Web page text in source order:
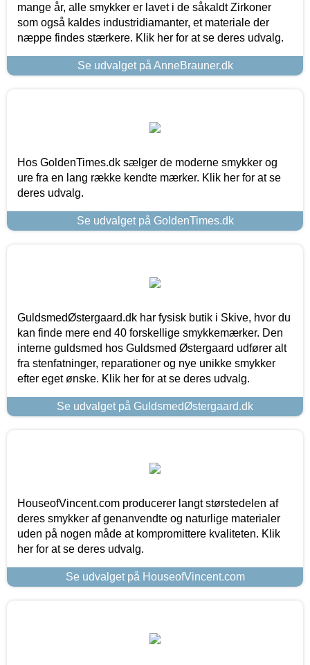
mange år, alle smykker er lavet i de såkaldt Zirkoner
som også kaldes industridiamanter, et materiale der
næppe findes stærkere. Klik her for at se deres udvalg.
Se udvalget på AnneBrauner.dk
Hos GoldenTimes.dk sælger de moderne smykker og
ure fra en lang række kendte mærker. Klik her for at se
deres udvalg.
Se udvalget på GoldenTimes.dk
GuldsmedØstergaard.dk har fysisk butik i Skive, hvor du
kan finde mere end 40 forskellige smykkemærker. Den
interne guldsmed hos Guldsmed Østergaard udfører alt
fra stenfatninger, reparationer og nye unikke smykker
efter eget ønske. Klik her for at se deres udvalg.
Se udvalget på GuldsmedØstergaard.dk
HouseofVincent.com producerer langt størstedelen af
deres smykker af genanvendte og naturlige materialer
uden på nogen måde at kompromittere kvaliteten. Klik
her for at se deres udvalg.
Se udvalget på HouseofVincent.com